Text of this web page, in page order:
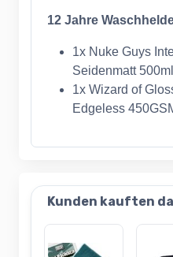
12 Jahre
1x Nuke Guys
Seidenmatt 500ml
1x Wizard of
Edgeless
Kunden kauften